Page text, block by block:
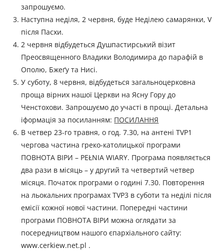
запрошуємо.
Наступна неділя, 2 червня, буде Неділею самарянки, V
після Пасхи.
2 червня відбудеться Душпастирський візит
Преосвященного Владики Володимира до парафій в
Ополю, Бжеґу та Нисі.
У суботу, 8 червня, відбудеться загальноцерковна
проща вірних нашої Церкви на Ясну Гору до
Ченстохови. Запрошуємо до участі в прощі. Детальна
іформація за посиланням: ПОСИЛАННЯ
В четвер 23-го травня, о год. 7.30, на антені TVP1
чергова частина греко-католицької програми
ПОВНОТА ВІРИ – PEŁNIA WIARY. Програма появляється
два рази в місяць – у другий та четвертий четвер
місяця. Початок програми о годині 7.30. Повторення
на льокальних програмах TVP3 в суботи та неділі після
емісії кожної нової частини. Попередні частини
програми ПОВНОТА ВІРИ можна оглядати за
посередництвом нашого єпархіального сайту:
www.cerkiew.net.pl .